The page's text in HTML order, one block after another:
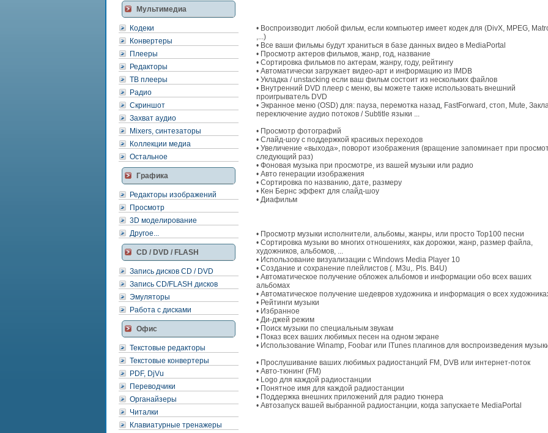
Мультимедиа
Кодеки
Конвертеры
Плееры
Редакторы
ТВ плееры
Радио
Скриншот
Захват аудио
Mixers, синтезаторы
Коллекции медиа
Остальное
Графика
Редакторы изображений
Просмотр
3D моделирование
Другое...
CD / DVD / FLASH
Запись дисков CD / DVD
Запись CD/FLASH дисков
Эмуляторы
Работа с дисками
Офис
Текстовые редакторы
Текстовые конвертеры
PDF, DjVu
Переводчики
Органайзеры
Читалки
Клавиатурные тренажеры
• Воспроизводит любой фильм, если компьютер имеет кодек для (DivX, MPEG,
,...)
• Все ваши фильмы будут храниться в базе данных видео в MediaPortal
• Просмотр актеров фильмов, жанр, год, название
• Сортировка фильмов по актерам, жанру, году, рейтингу
• Автоматически загружает видео-арт и информацию из IMDB
• Укладка / unstacking если ваш фильм состоит из нескольких файлов
• Внутренний DVD плеер с меню, вы можете также использовать внешний
проигрыватель DVD
• Экранное меню (OSD) для: пауза, перемотка назад, FastForward, стоп, Mute,
переключение аудио потоков / Subtitle языки ...
• Просмотр фотографий
• Слайд-шоу с поддержкой красивых переходов
• Увеличение «выхода», поворот изображения (вращение запоминает при
следующий раз)
• Фоновая музыка при просмотре, из вашей музыки или радио
• Авто генерации изображения
• Сортировка по названию, дате, размеру
• Кен Бернс эффект для слайд-шоу
• Диафильм
• Просмотр музыки исполнители, альбомы, жанры, или просто Top100 песни
• Сортировка музыки во многих отношениях, как дорожки, жанр, размер файла,
художников, альбомов, ...
• Использование визуализации с Windows Media Player 10
• Создание и сохранение плейлистов (. M3u,. Pls. B4U)
• Автоматическое получение обложек альбомов и информации обо всех ваших
альбомах
• Автоматическое получение шедевров художника и информация о всех
• Рейтинги музыки
• Избранное
• Ди-джей режим
• Поиск музыки по специальным звукам
• Показ всех ваших любимых песен на одном экране
• Использование Winamp, Foobar или ITunes плагинов для воспроизведения
• Прослушивание ваших любимых радиостанций FM, DVB или интернет-поток
• Авто-тюнинг (FM)
• Logo для каждой радиостанции
• Понятное имя для каждой радиостанции
• Поддержка внешних приложений для радио тюнера
• Автозапуск вашей выбранной радиостанции, когда запускаете MediaPortal